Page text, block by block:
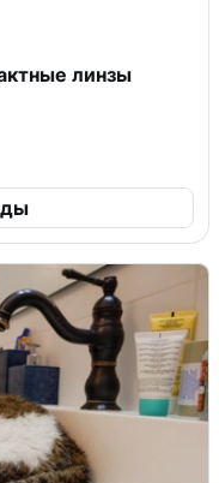
линзы